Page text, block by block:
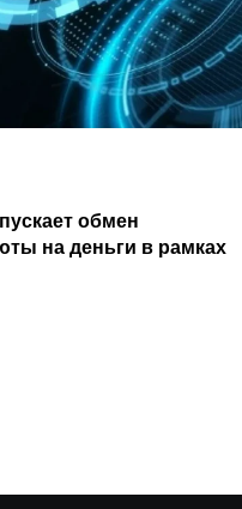
обмен
на деньги в рамках